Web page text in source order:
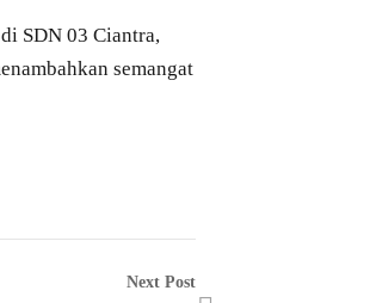
SDN 03 Ciantra,
semangat
Next Post